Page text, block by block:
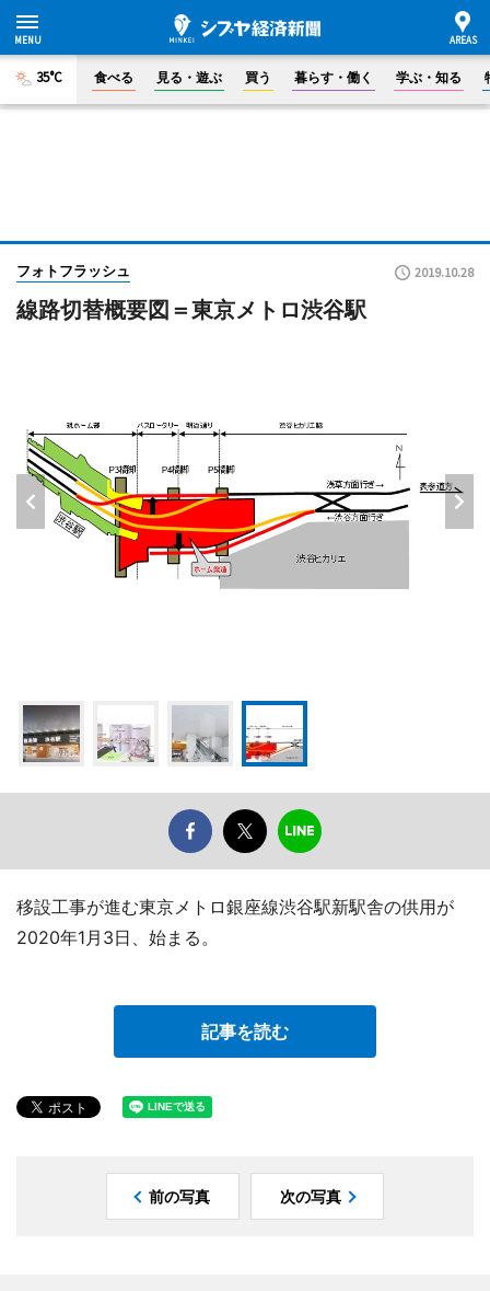
35°C 食べる 見る・遊ぶ 買う 暮らす・働く 学ぶ・知る
フォトフラッシュ 2019.10.28
線路切替概要図＝東京メトロ渋谷駅
移設工事が進む東京メトロ銀座線渋谷駅新駅舎の供用が
2020年1月3日、始まる。
記事を読む
前の写真 次の写真